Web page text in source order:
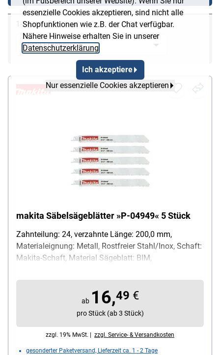
essenzielle Cookies akzeptieren, sind nicht alle
Shopfunktionen wie z.B. der Chat verfügbar.
Nähere Hinweise erhalten Sie in unserer
Datenschutzerklärung
Ich akzeptiere
Nur essenzielle Cookies akzeptieren
1-24 von 55
makita Säbelsägeblätter »P-04949« 5 Stück
Zahnteilung: 24, verzahnte Länge: 200,0 mm,
Materialeignung: Metall, Rostfreier Stahl/Inox, Schaft:
Makita-Schaft, Material Sägeblatt: BIM,
Inhalt pro Pack: 5 Stück
ab 16,49 €
pro Stück (ab 3 Stück)
zzgl. 19% MwSt. | zzgl. Service- & Versandkosten
gesonderter Paketversand, Lieferzeit ca. 1 - 2 Tage